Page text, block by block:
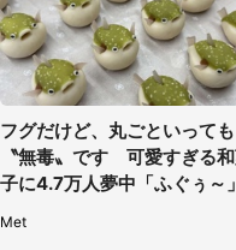
フグだけど、丸ごといっても
〝無毒〟です 可愛すぎる
子に4.7万人夢中「ふぐぅ～」
Met